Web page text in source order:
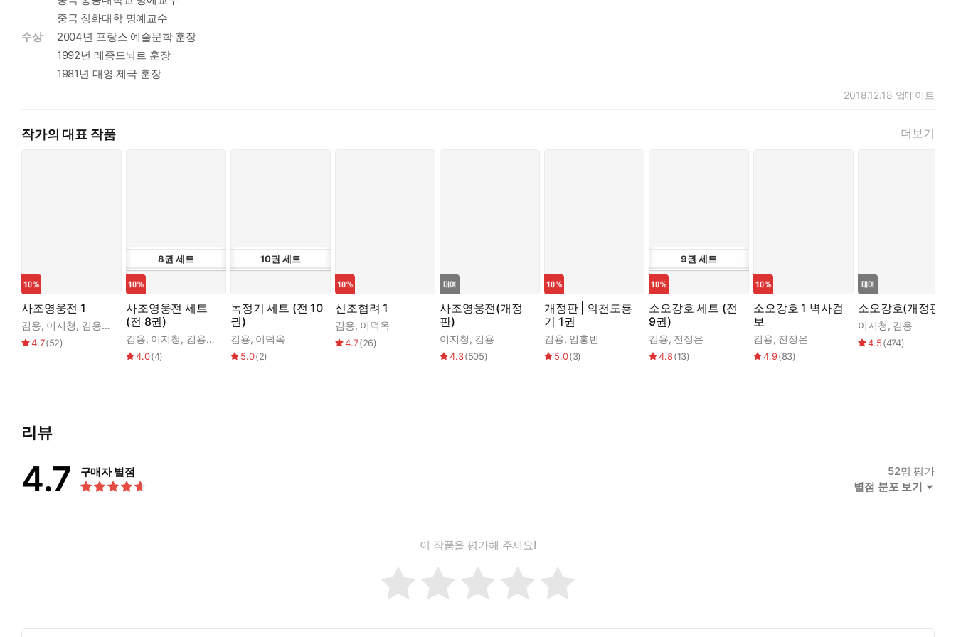
중국 칭화대학 명예교수
수상
2004년 프랑스 예술문학 훈장
1992년 레종드뇌르 훈장
1981년 대영 제국 훈장
2018.12.18 업데이트
작가의 대표 작품 더보기
사조영웅전 1
김용, 이지청, 김용소설번역연구회
4.7(52)
8권 세트
사조영웅전 세트
(전 8권)
김용, 이지청, 김용소설번역연구회
4.0(4)
10권 세트
녹정기 세트 (전 10
권)
김용, 이덕옥
5.0(2)
신조협려 1
김용, 이덕옥
4.7(26)
사조영웅전(개정
판)
이지청, 김용
4.3(505)
개정판 | 의천도룡
기 1권
김용, 임홍빈
5.0(3)
9권 세트
소오강호 세트 (전
9권)
김용, 전정은
4.8(13)
소오강호 1 벽사검
보
김용, 전정은
4.9(83)
소오강호(개정판)
이지청, 김용
4.5(474)
리뷰
4.7 구매자 별점 52명 평가
별점 분포 보기
이 작품을 평가해 주세요!